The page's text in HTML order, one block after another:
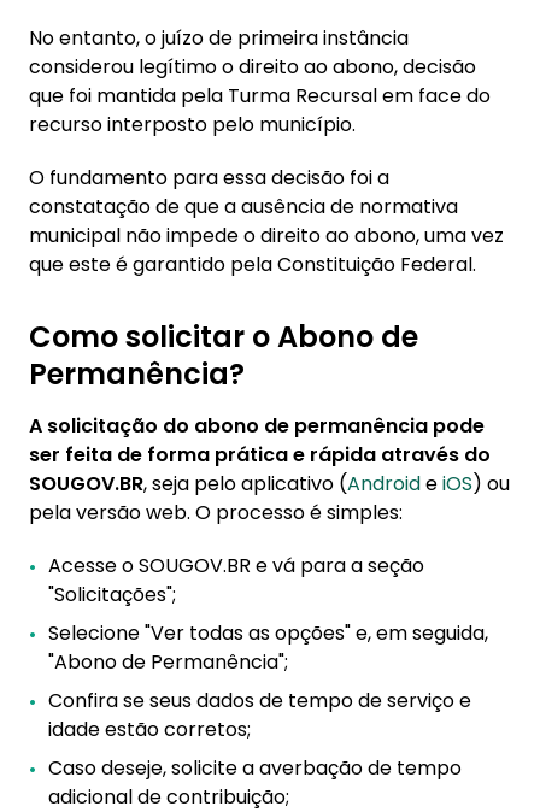
No entanto, o juízo de primeira instância
considerou legítimo o direito ao abono, decisão
que foi mantida pela Turma Recursal em face do
recurso interposto pelo município.
O fundamento para essa decisão foi a
constatação de que a ausência de normativa
municipal não impede o direito ao abono, uma vez
que este é garantido pela Constituição Federal.
Como solicitar o Abono de
Permanência?
A solicitação do abono de permanência pode
ser feita de forma prática e rápida através do
SOUGOV.BR, seja pelo aplicativo (AndroideiOS) ou
pela versão web. O processo é simples:
Acesse o SOUGOV.BR e vá para a seção
"Solicitações";
Selecione "Ver todas as opções" e, em seguida,
"Abono de Permanência";
Confira se seus dados de tempo de serviço e
idade estão corretos;
Caso deseje, solicite a averbação de tempo
adicional de contribuição;